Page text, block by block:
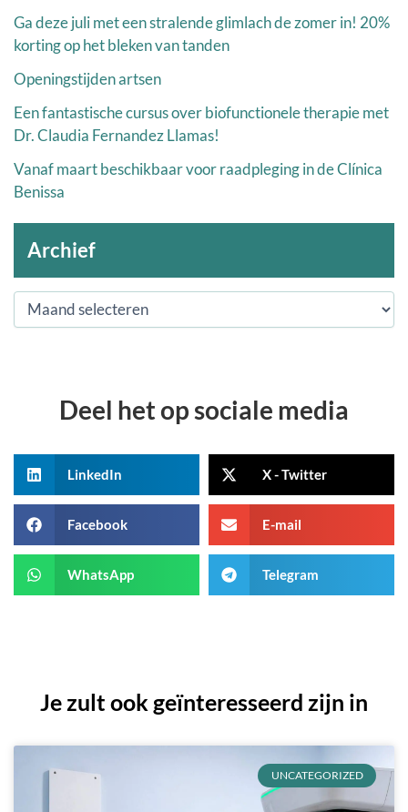
Ga deze juli met een stralende glimlach de zomer in! 20%
korting op het bleken van tanden
Openingstijden artsen
Een fantastische cursus over biofunctionele therapie met
Dr. Claudia Fernandez Llamas!
Vanaf maart beschikbaar voor raadpleging in de Clínica
Benissa
Archief
Deel het op sociale media
LinkedIn X - Twitter
Facebook E-mail
WhatsApp Telegram
Je zult ook geïnteresseerd zijn in
UNCATEGORIZED